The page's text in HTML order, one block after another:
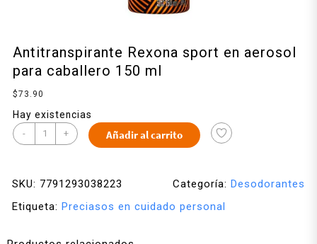
Antitranspirante Rexona sport en aerosol
para caballero 150 ml
$73.90
Hay existencias
- + Añadir al carrito
SKU: 7791293038223 Categoría: Desodorantes
Etiqueta: Preciasos en cuidado personal